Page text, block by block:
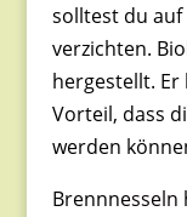
solltest du auf
verzichten.
hergestellt.
Vorteil, dass
werden
Brennnesseln